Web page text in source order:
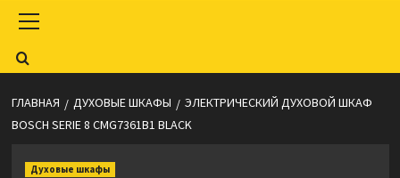
меню
ГЛАВНАЯ ДУХОВЫЕ ШКАФЫ
ЭЛЕКТРИЧЕСКИЙ ДУХОВОЙ ШКАФ
BOSCH SERIE 8 CMG7361B1 BLACK
Духовые шкафы